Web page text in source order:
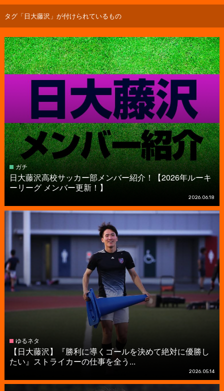
タグ「日大藤沢」が付けられているもの
ガチ
日大藤沢高校サッカー部メンバー紹介！【2026年ルーキ
ーリーグ メンバー更新！】
2026.06.18
ゆるネタ
【日大藤沢】『勝利に導くゴールを決めて絶対に優勝し
たい』ストライカーの仕事を全う...
2026.05.14